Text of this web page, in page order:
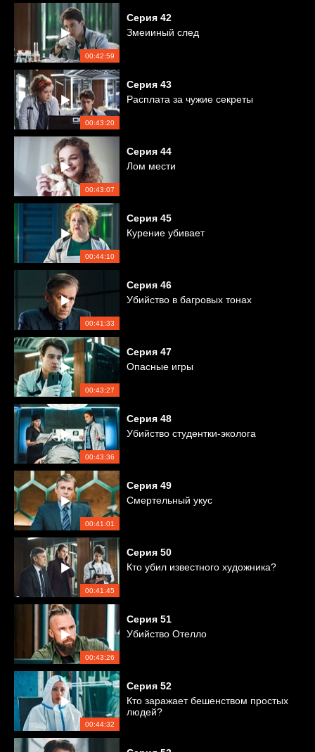
00:42:59
Серия 42
Змеииный след
00:43:20
Серия 43
Расплата за чужие секреты
00:43:07
Серия 44
Лом мести
00:44:10
Серия 45
Курение убивает
00:41:33
Серия 46
Убийство в багровых тонах
00:43:27
Серия 47
Опасные игры
00:43:36
Серия 48
Убийство студентки-эколога
00:41:01
Серия 49
Смертельный укус
00:41:45
Серия 50
Кто убил известного художника?
00:43:26
Серия 51
Убийство Отелло
00:44:32
Серия 52
Кто заражает бешенством простых
людей?